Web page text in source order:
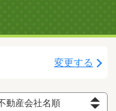
変更する